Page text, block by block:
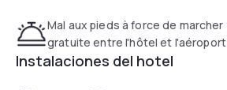
Mal aux pieds à force de marcher
gratuite entre l'hôtel et l'aéroport
Instalaciones del hotel